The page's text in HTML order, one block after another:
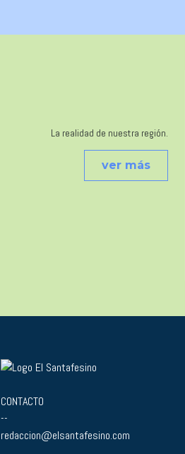
La realidad de nuestra región.
ver más
CONTACTO
--
redaccion@elsantafesino.com